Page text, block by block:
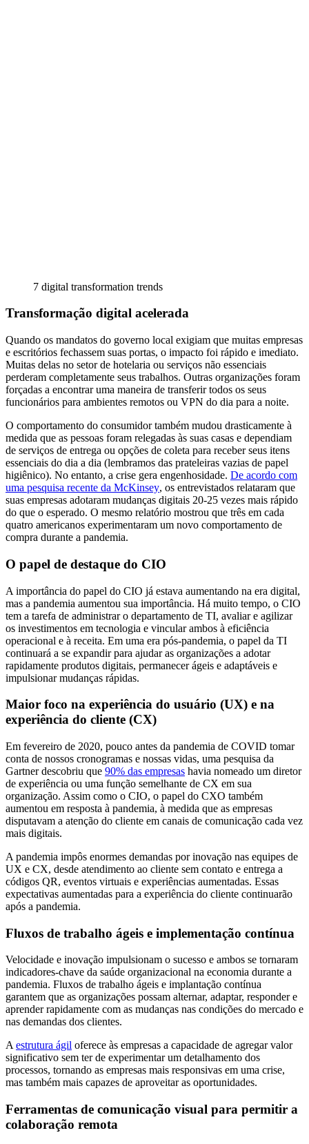
7 digital transformation trends
Transformação digital acelerada
Quando os mandatos do governo local exigiam que muitas empresas
e escritórios fechassem suas portas, o impacto foi rápido e imediato.
Muitas delas no setor de hotelaria ou serviços não essenciais
perderam completamente seus trabalhos. Outras organizações foram
forçadas a encontrar uma maneira de transferir todos os seus
funcionários para ambientes remotos ou VPN do dia para a noite.
O comportamento do consumidor também mudou drasticamente à
medida que as pessoas foram relegadas às suas casas e dependiam
de serviços de entrega ou opções de coleta para receber seus itens
essenciais do dia a dia (lembramos das prateleiras vazias de papel
higiênico). No entanto, a crise gera engenhosidade. De acordo com
uma pesquisa recente da McKinsey, os entrevistados relataram que
suas empresas adotaram mudanças digitais 20-25 vezes mais rápido
do que o esperado. O mesmo relatório mostrou que três em cada
quatro americanos experimentaram um novo comportamento de
compra durante a pandemia.
O papel de destaque do CIO
A importância do papel do CIO já estava aumentando na era digital,
mas a pandemia aumentou sua importância. Há muito tempo, o CIO
tem a tarefa de administrar o departamento de TI, avaliar e agilizar
os investimentos em tecnologia e vincular ambos à eficiência
operacional e à receita. Em uma era pós-pandemia, o papel da TI
continuará a se expandir para ajudar as organizações a adotar
rapidamente produtos digitais, permanecer ágeis e adaptáveis e
impulsionar mudanças rápidas.
Maior foco na experiência do usuário (UX) e na
experiência do cliente (CX)
Em fevereiro de 2020, pouco antes da pandemia de COVID tomar
conta de nossos cronogramas e nossas vidas, uma pesquisa da
Gartner descobriu que 90% das empresas havia nomeado um diretor
de experiência ou uma função semelhante de CX em sua
organização. Assim como o CIO, o papel do CXO também
aumentou em resposta à pandemia, à medida que as empresas
disputavam a atenção do cliente em canais de comunicação cada vez
mais digitais.
A pandemia impôs enormes demandas por inovação nas equipes de
UX e CX, desde atendimento ao cliente sem contato e entrega a
códigos QR, eventos virtuais e experiências aumentadas. Essas
expectativas aumentadas para a experiência do cliente continuarão
após a pandemia.
Fluxos de trabalho ágeis e implementação contínua
Velocidade e inovação impulsionam o sucesso e ambos se tornaram
indicadores-chave da saúde organizacional na economia durante a
pandemia. Fluxos de trabalho ágeis e implantação contínua
garantem que as organizações possam alternar, adaptar, responder e
aprender rapidamente com as mudanças nas condições do mercado e
nas demandas dos clientes.
A estrutura ágil oferece às empresas a capacidade de agregar valor
significativo sem ter de experimentar um detalhamento dos
processos, tornando as empresas mais responsivas em uma crise,
mas também mais capazes de aproveitar as oportunidades.
Ferramentas de comunicação visual para permitir a
colaboração remota